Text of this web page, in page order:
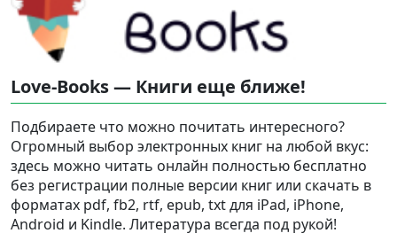
Love-Books — Книги еще ближе!
Подбираете что можно почитать интересного?
Огромный выбор электронных книг на любой вкус:
здесь можно читать онлайн полностью бесплатно
без регистрации полные версии книг или скачать в
форматах pdf, fb2, rtf, epub, txt для iPad, iPhone,
Android и Kindle. Литература всегда под рукой!